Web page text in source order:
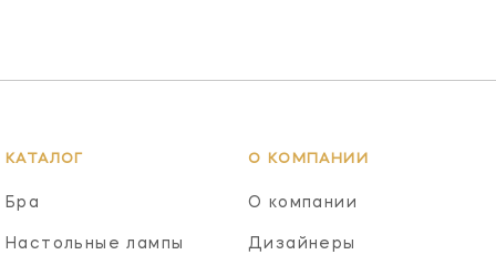
КАТАЛОГ
Бра
Настольные лампы
О КОМПАНИИ
О компании
Дизайнеры